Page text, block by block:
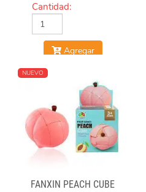
Cantidad:
Agregar
NUEVO
FANXIN PEACH CUBE